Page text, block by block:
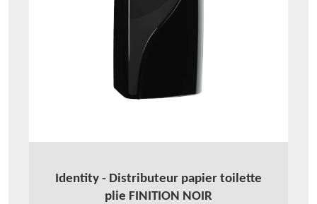
Identity - Distributeur papier toilette
plie FINITION NOIR